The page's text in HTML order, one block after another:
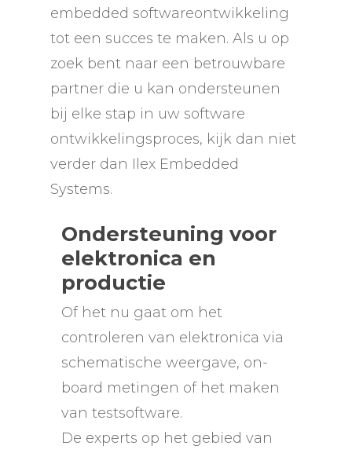
embedded softwareontwikkeling
tot een succes te maken. Als u op
zoek bent naar een betrouwbare
partner die u kan ondersteunen
bij elke stap in uw software
ontwikkelingsproces, kijk dan niet
verder dan Ilex Embedded
Systems.
Ondersteuning voor
elektronica en
productie
Of het nu gaat om het
controleren van elektronica via
schematische weergave, on-
board metingen of het maken
van testsoftware.
De experts op het gebied van